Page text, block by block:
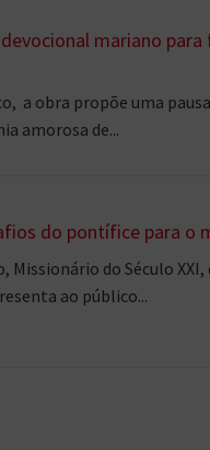
mariano
a obra propõe uma
amorosa de...
do pontífice para o
Missionário do Século
ao público...